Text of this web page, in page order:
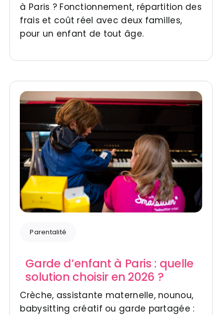
à Paris ? Fonctionnement, répartition des
frais et coût réel avec deux familles,
pour un enfant de tout âge.
Parentalité
Garde d’enfant à Paris : quelle
solution choisir en 2026 ?
Crèche, assistante maternelle, nounou,
babysitting créatif ou garde partagée :